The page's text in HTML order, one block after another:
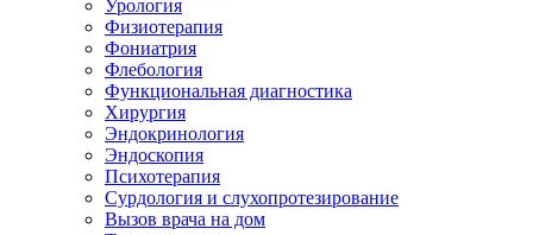
Урология
Физиотерапия
Фониатрия
Флебология
Функциональная диагностика
Хирургия
Эндокринология
Эндоскопия
Психотерапия
Сурдология и слухопротезирование
Вызов врача на дом